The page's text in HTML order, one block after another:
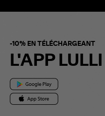
-10% EN TÉLÉCHARGEANT
L'APP LULLI